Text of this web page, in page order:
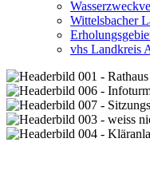
Wittelsbacher
vhs Landkreis